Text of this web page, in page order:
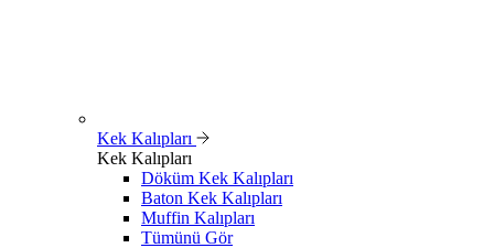
Kek Kalıpları
Kek Kalıpları
Döküm Kek Kalıpları
Baton Kek Kalıpları
Muffin Kalıpları
Tümünü Gör